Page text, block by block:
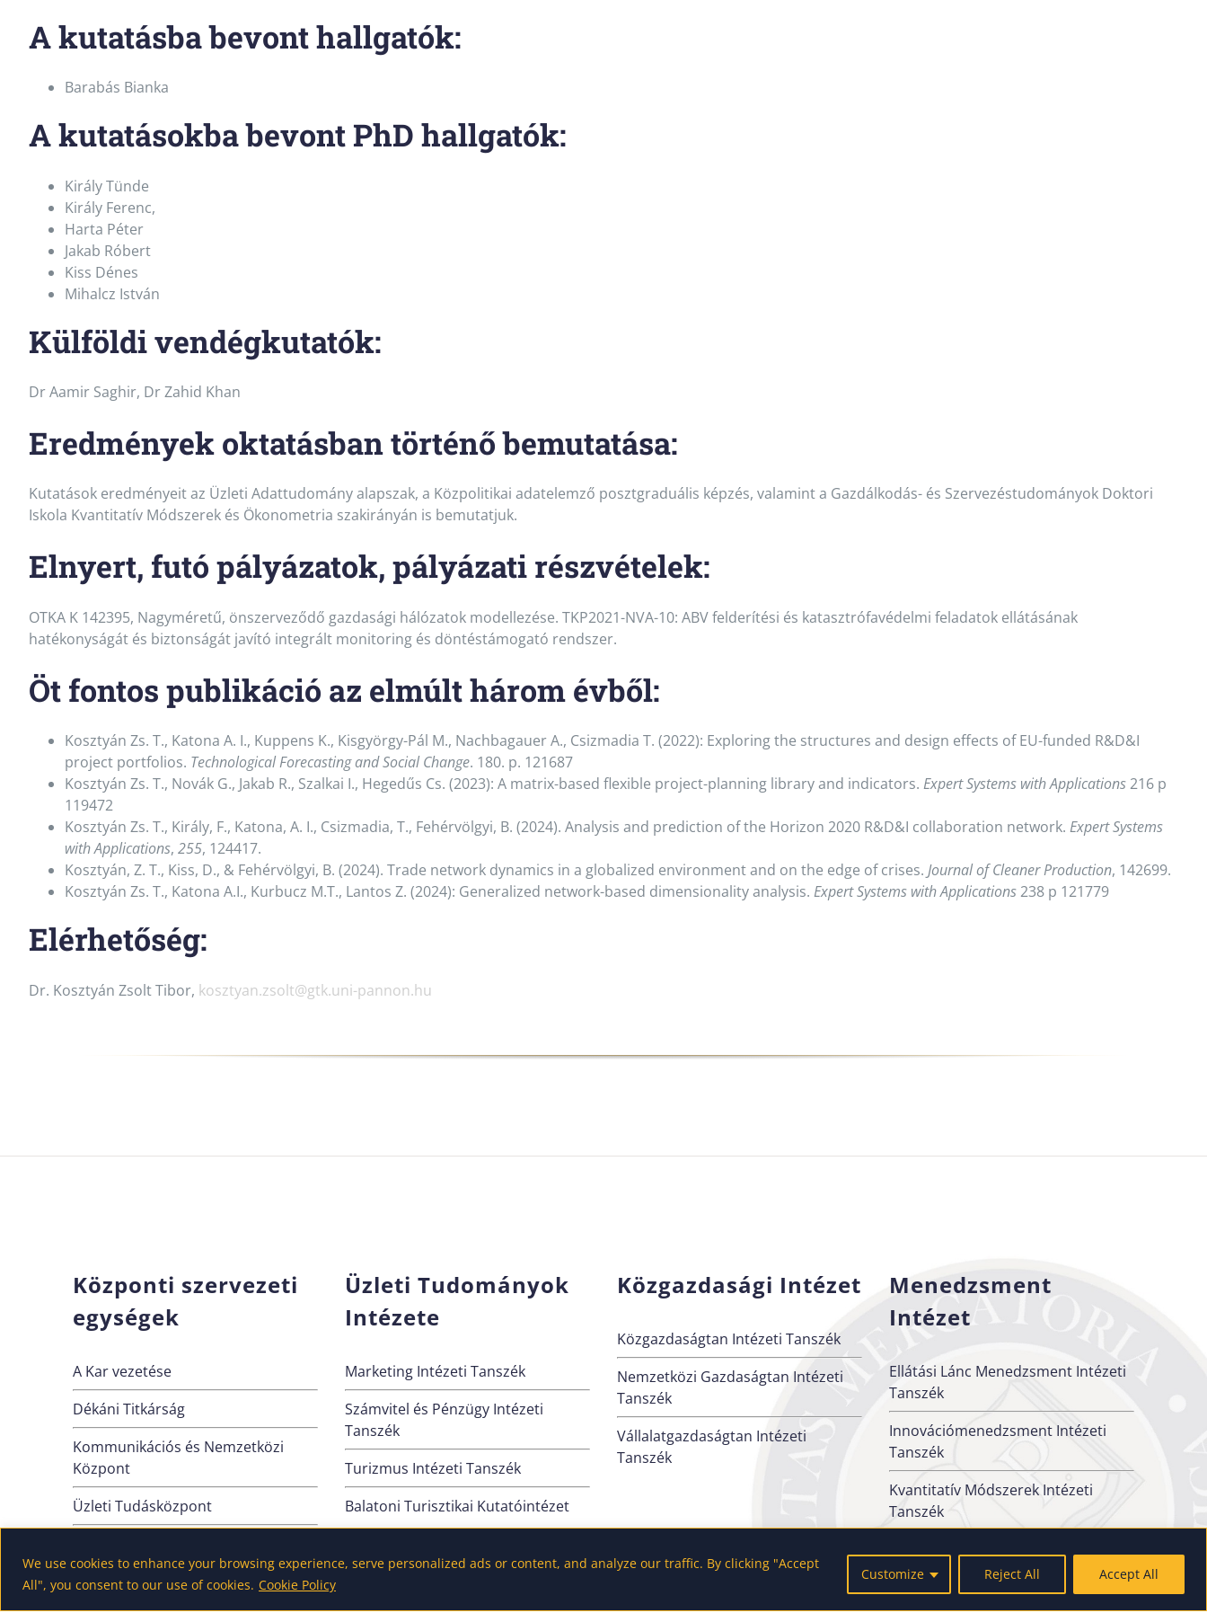
We use cookies to enhance your browsing experience, serve personalized ads or content, and analyze our traffic. By clicking "Accept
All", you consent to our use of cookies. Cookie Policy
Customize Reject All Accept All
A kutatásba bevont hallgatók:
Barabás Bianka
A kutatásokba bevont PhD hallgatók:
Király Tünde
Király Ferenc,
Harta Péter
Jakab Róbert
Kiss Dénes
Mihalcz István
Külföldi vendégkutatók:
Dr Aamir Saghir, Dr Zahid Khan
Eredmények oktatásban történő bemutatása:
Kutatások eredményeit az Üzleti Adattudomány alapszak, a Közpolitikai adatelemző posztgraduális képzés, valamint a Gazdálkodás- és Szervezéstudományok Doktori
Iskola Kvantitatív Módszerek és Ökonometria szakirányán is bemutatjuk.
Elnyert, futó pályázatok, pályázati részvételek:
OTKA K 142395, Nagyméretű, önszerveződő gazdasági hálózatok modellezése. TKP2021-NVA-10: ABV felderítési és katasztrófavédelmi feladatok ellátásának
hatékonyságát és biztonságát javító integrált monitoring és döntéstámogató rendszer.
Öt fontos publikáció az elmúlt három évből:
Kosztyán Zs. T., Katona A. I., Kuppens K., Kisgyörgy-Pál M., Nachbagauer A., Csizmadia T. (2022): Exploring the structures and design effects of EU-funded R&D&I
project portfolios. Technological Forecasting and Social Change. 180. p. 121687
Kosztyán Zs. T., Novák G., Jakab R., Szalkai I., Hegedűs Cs. (2023): A matrix-based flexible project-planning library and indicators. Expert Systems with Applications216 p
119472
Kosztyán Zs. T., Király, F., Katona, A. I., Csizmadia, T., Fehérvölgyi, B. (2024). Analysis and prediction of the Horizon 2020 R&D&I collaboration network. Expert Systems
with Applications, 255, 124417.
Kosztyán, Z. T., Kiss, D., & Fehérvölgyi, B. (2024). Trade network dynamics in a globalized environment and on the edge of crises. Journal of Cleaner Production, 142699.
Kosztyán Zs. T., Katona A.I., Kurbucz M.T., Lantos Z. (2024): Generalized network-based dimensionality analysis. Expert Systems with Applications238 p 121779
Elérhetőség:
Dr. Kosztyán Zsolt Tibor, kosztyan.zsolt@gtk.uni-pannon.hu
Központi szervezeti
egységek
A Kar vezetése
Dékáni Titkárság
Kommunikációs és Nemzetközi
Központ
Üzleti Tudásközpont
Intézet (Nagykanizsa)
Üzleti Tudományok
Intézete
Marketing Intézeti Tanszék
Számvitel és Pénzügy Intézeti
Tanszék
Turizmus Intézeti Tanszék
Balatoni Turisztikai Kutatóintézet
Közgazdasági Intézet
Közgazdaságtan Intézeti Tanszék
Nemzetközi Gazdaságtan Intézeti
Tanszék
Vállalatgazdaságtan Intézeti
Tanszék
Menedzsment
Intézet
Ellátási Lánc Menedzsment Intézeti
Tanszék
Innovációmenedzsment Intézeti
Tanszék
Kvantitatív Módszerek Intézeti
Tanszék
Tanszék